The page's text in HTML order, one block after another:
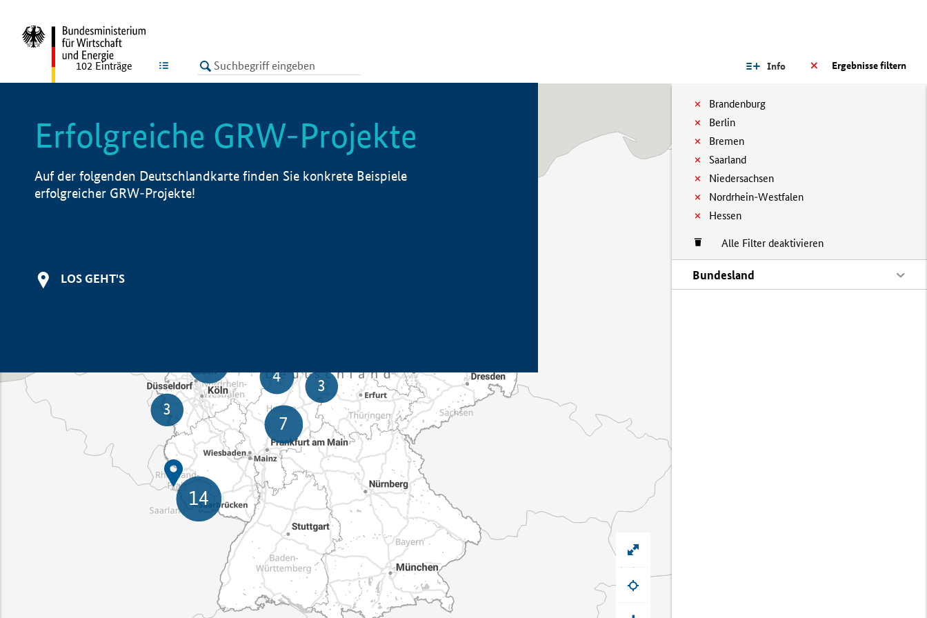
LISTE Ergebnisse filtern
Info
Brandenburg
Berlin
Bremen
Saarland
Niedersachsen
Nordrhein-Westfalen
Hessen
Alle Filter deaktivieren
Bundesland
102 Einträge
Erfolgreiche GRW-Projekte
Auf der folgenden Deutschlandkarte finden Sie konkrete Beispiele
erfolgreicher GRW-Projekte!
LOS GEHT'S